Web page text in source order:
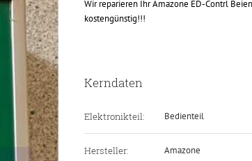
Wir reparieren Ihr Amazone ED-Contrl
kostengünstig!!!
Kerndaten
Elektronikteil: Bedienteil
Hersteller: Amazone